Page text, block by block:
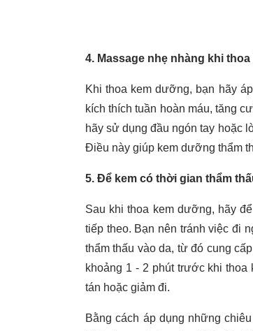
4. Massage nhẹ nhàng khi
Khi thoa kem dưỡng, bạn hãy
kích thích tuần hoàn máu, tăng
hãy sử dụng đầu ngón tay hoặc
Điều này giúp kem dưỡng thẩm
5. Để kem có thời gian thẩm
Sau khi thoa kem dưỡng, hãy
tiếp theo. Bạn nên tránh việc đi
thẩm thấu vào da, từ đó cung
khoảng 1 - 2 phút trước khi thoa
tán hoặc giảm đi.
Bằng cách áp dụng những